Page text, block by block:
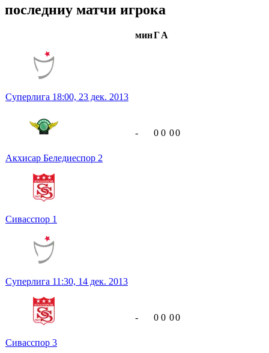
последниу матчи игрока
минГА
Суперлига 18:00, 23 дек. 2013
Акхисар Беледиеспор 2
Сивасспор 1
- 0 0 00
Суперлига 11:30, 14 дек. 2013
Сивасспор 3
- 0 0 00